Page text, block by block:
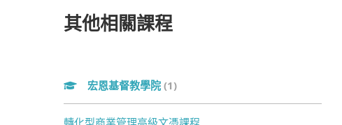
其他相關課程
宏恩基督教學院 (1)
轉化型商業管理高級文憑課程